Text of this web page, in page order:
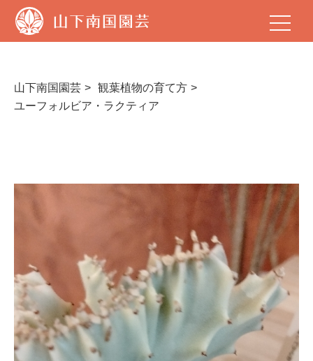
山
下
南
芸
山下南国園芸
観葉植物の育て方
ユーフォルビア・ラクティア